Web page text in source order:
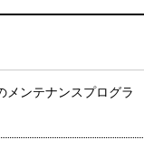
メンテナンスプログラ